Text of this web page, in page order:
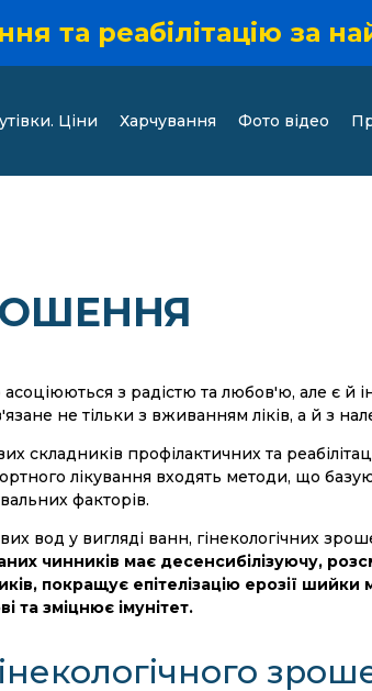
та реабілітацію за
Ціни Харчування Фото відео
з радістю та любов'ю, але є й
не тільки з вживанням ліків, а й з
складників профілактичних та
лікування входять методи, що
факторів.
вод у вигляді ванн, гінекологічних
чинників має десенсибілізуючу,
покращує епітелізацію ерозії шийки
та зміцнює імунітет.